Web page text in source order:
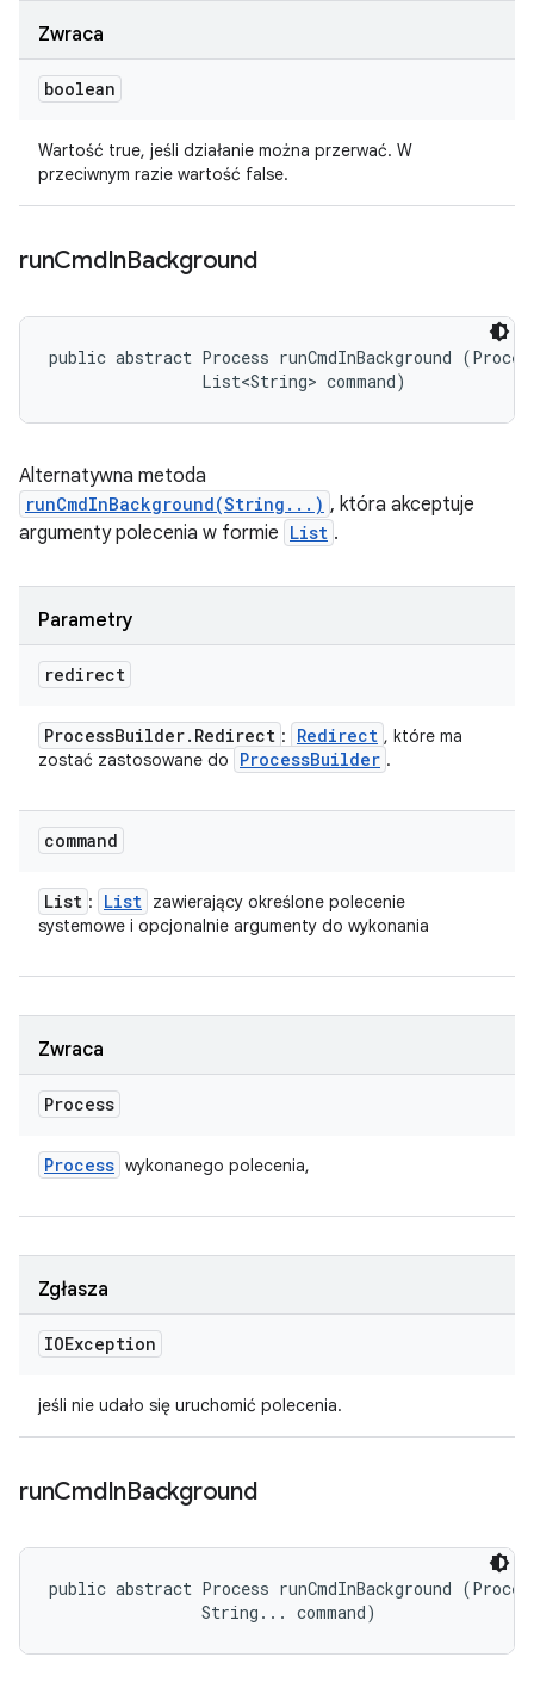
Zwraca
boolean
Wartość true, jeśli działanie można przerwać. W
przeciwnym razie wartość false.
runCmdInBackground
public abstract Process runCmdInBackground
                List<String> command)
Alternatywna metoda
runCmdInBackground(String...) , która akceptuje
argumenty polecenia w formie List .
Parametry
redirect
ProcessBuilder. Redirect : Redirect , które ma
zostać zastosowane do
ProcessBuilder .
command
List : List zawierający określone polecenie
systemowe i opcjonalnie argumenty do wykonania
Zwraca
Process
Process wykonanego polecenia,
Zgłasza
IOException
jeśli nie udało się uruchomić polecenia.
runCmdInBackground
public abstract Process runCmdInBackground
                String... command)